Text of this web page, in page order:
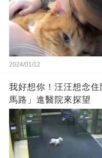
2024/01/12
我好想你！汪汪想念
馬路」進醫院來探望